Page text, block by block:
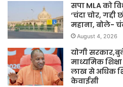
सपा MLA को
‘चंदा चोर,
महाना, बोले-
August 4, 2026
योगी
माध्यमिक
लाख से अधिक
केवाईसी